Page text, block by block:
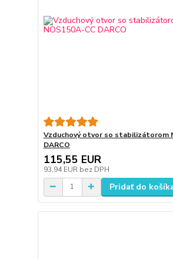
Vzduchový otvor so stabilizátorom
DARCO
115,55 EUR
93,94 EUR bez DPH
Pridať do